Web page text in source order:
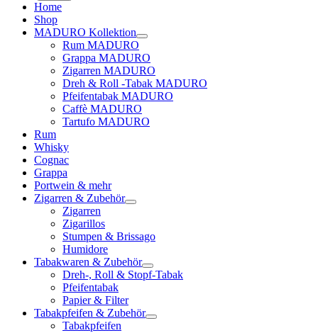
Home
Shop
MADURO Kollektion
Rum MADURO
Grappa MADURO
Zigarren MADURO
Dreh & Roll -Tabak MADURO
Pfeifentabak MADURO
Caffè MADURO
Tartufo MADURO
Rum
Whisky
Cognac
Grappa
Portwein & mehr
Zigarren & Zubehör
Zigarren
Zigarillos
Stumpen & Brissago
Humidore
Tabakwaren & Zubehör
Dreh-, Roll & Stopf-Tabak
Pfeifentabak
Papier & Filter
Tabakpfeifen & Zubehör
Tabakpfeifen